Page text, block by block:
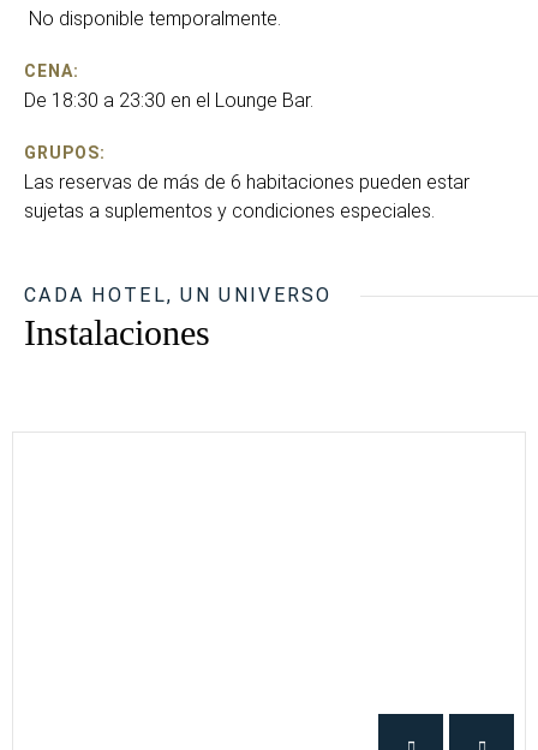
No disponible temporalmente.
CENA:
De 18:30 a 23:30 en el Lounge Bar.
GRUPOS:
Las reservas de más de 6 habitaciones pueden estar
sujetas a suplementos y condiciones especiales.
CADA HOTEL, UN UNIVERSO
Instalaciones